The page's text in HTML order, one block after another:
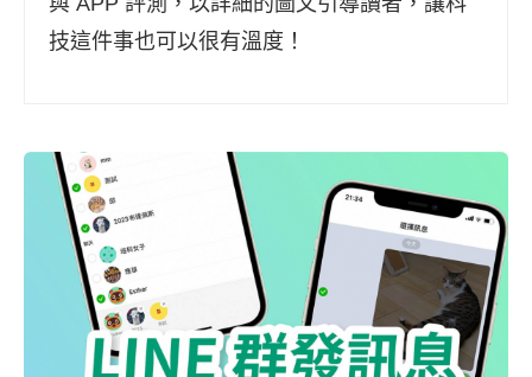
技這件事也可以很有溫度！